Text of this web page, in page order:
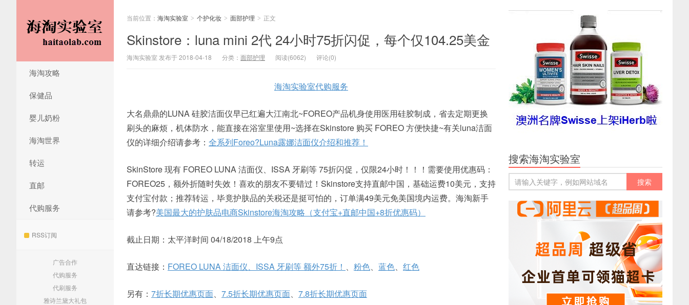
海淘攻略
保健品
婴儿奶粉
海淘世界
转运
直邮
代购服务
RSS订阅
广告合作
代购服务
代刷服务
雅诗兰黛大礼包
当前位置： 海淘实验室 > 个护化妆 > 面部护理 > 正文
Skinstore：luna mini 2代 24小时75折闪促，每个仅104.25美金
海淘实验室 发布于 2018-04-18 分类： 面部护理 阅读(6062) 评论(0)
海淘实验室代购服务
大名鼎鼎的LUNA 硅胶洁面仪早已红遍大江南北~FOREO产品机身使用医用硅胶制成，省去定期更换
刷头的麻烦，机体防水，能直接在浴室里使用~选择在Skinstore 购买 FOREO 方便快捷~有关luna洁面
仪的详细介绍请参考： 全系列Foreo?Luna露娜洁面仪介绍和推荐！
SkinStore 现有 FOREO LUNA 洁面仪、ISSA 牙刷等 75折闪促，仅限24小时！！！需要使用优惠码：
FOREO25，额外折随时失效！喜欢的朋友不要错过！Skinstore支持直邮中国，基础运费10美元，支持
支付宝付款；推荐转运，毕竟护肤品的关税还是挺可怕的，订单满49美元免美国境内运费。海淘新手
请参考?美国最大的护肤品电商Skinstore海淘攻略（支付宝+直邮中国+8折优惠码）
截止日期：太平洋时间 04/18/2018 上午9点
直达链接： FOREO LUNA 洁面仪、ISSA 牙刷等 额外75折！ 、 粉色、 蓝色、 红色
另有： 7折长期优惠页面、 7.5折长期优惠页面、 7.8折长期优惠页面
搜索海淘实验室